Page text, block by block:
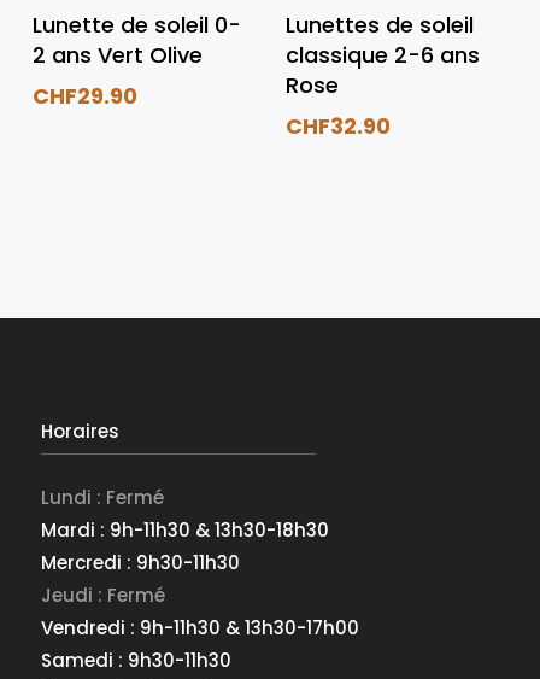
Lunette de soleil 0-
2 ans Vert Olive
CHF29.90
Lunettes de soleil
classique 2-6 ans
Rose
CHF32.90
Horaires
Lundi : Fermé
Mardi : 9h-11h30 & 13h30-18h30
Mercredi : 9h30-11h30
Jeudi : Fermé
Vendredi : 9h-11h30 & 13h30-17h00
Samedi : 9h30-11h30